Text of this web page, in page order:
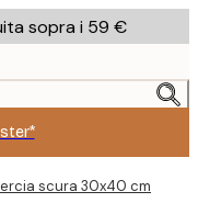
sopra i 59 €
scura 30x40 cm